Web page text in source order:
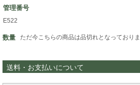
管理番号
E522
数量 ただ今こちらの商品は品切れとなっておりま
送料・お支払いについて